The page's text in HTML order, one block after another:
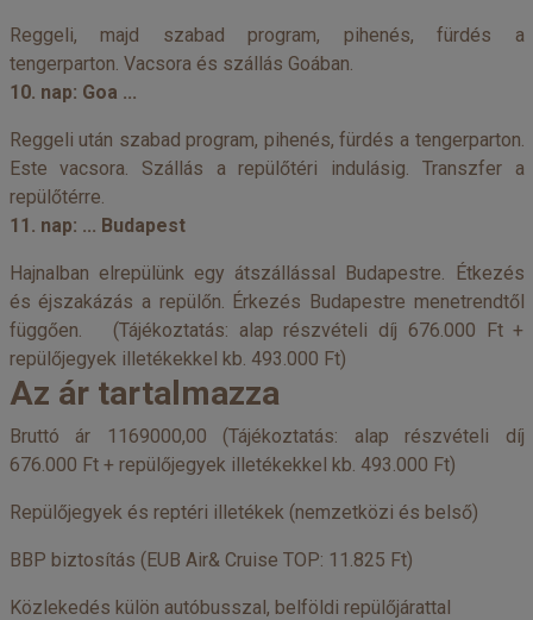
Reggeli, majd szabad program, pihenés, fürdés a
tengerparton. Vacsora és szállás Goában.
10. nap: Goa ...
Reggeli után szabad program, pihenés, fürdés a tengerparton.
Este vacsora. Szállás a repülőtéri indulásig. Transzfer a
repülőtérre.
11. nap: ... Budapest
Hajnalban elrepülünk egy átszállással Budapestre. Étkezés
és éjszakázás a repülőn. Érkezés Budapestre menetrendtől
függően. (Tájékoztatás: alap részvételi díj 676.000 Ft +
repülőjegyek illetékekkel kb. 493.000 Ft)
Az ár tartalmazza
Bruttó ár 1169000,00 (Tájékoztatás: alap részvételi díj
676.000 Ft + repülőjegyek illetékekkel kb. 493.000 Ft)
Repülőjegyek és reptéri illetékek (nemzetközi és belső)
BBP biztosítás (EUB Air& Cruise TOP: 11.825 Ft)
Közlekedés külön autóbusszal, belföldi repülőjárattal